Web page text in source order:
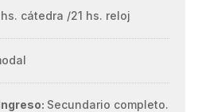
hs. cátedra /21 hs. reloj
Secundario completo.